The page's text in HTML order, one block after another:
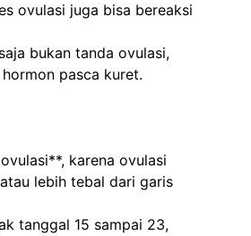
ovulasi juga bisa bereaksi
bukan tanda ovulasi,
pasca kuret.
karena ovulasi
lebih tebal dari garis
tanggal 15 sampai 23,